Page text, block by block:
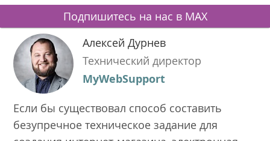
Подпишитесь на нас в MAX
Алексей Дурнев
Технический директор
MyWebSupport
Если бы существовал способ составить
безупречное техническое задание для